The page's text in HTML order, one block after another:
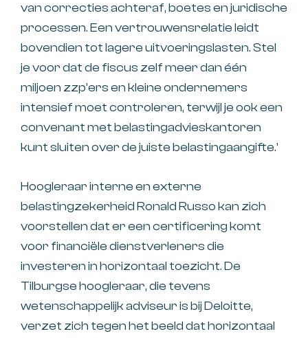
van correcties achteraf, boetes en juridische
processen. Een vertrouwensrelatie leidt
bovendien tot lagere uitvoeringslasten. Stel
je voor dat de fiscus zelf meer dan één
miljoen zzp’ers en kleine ondernemers
intensief moet controleren, terwijl je ook een
convenant met belastingadvieskantoren
kunt sluiten over de juiste belastingaangifte.’
Hoogleraar interne en externe
belastingzekerheid Ronald Russo kan zich
voorstellen dat er een certificering komt
voor financiële dienstverleners die
investeren in horizontaal toezicht. De
Tilburgse hoogleraar, die tevens
wetenschappelijk adviseur is bij Deloitte,
verzet zich tegen het beeld dat horizontaal